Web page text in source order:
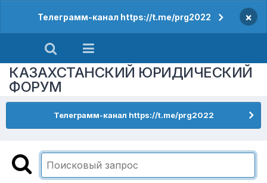
Телеграмм-канал https://t.me/prg2022 ×
КАЗАХСТАНСКИЙ ЮРИДИЧЕСКИЙ
ФОРУМ
Телеграмм-канал https://t.me/prg2022